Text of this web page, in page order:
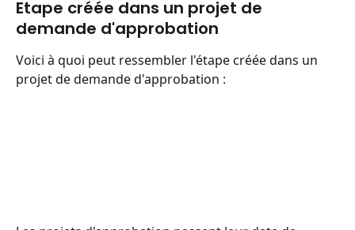
Etape créée dans un projet de
demande d'approbation
Voici à quoi peut ressembler l'étape créée dans un
projet de demande d'approbation :